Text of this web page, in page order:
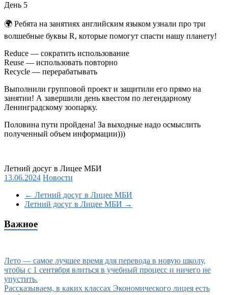
День 5
🌍 Ребята на занятиях английским языком узнали про три
волшебные буквы R, которые помогут спасти нашу планету!
Reduce — сократить использование
Reuse — использовать повторно
Recycle — перерабатывать
Выполнили групповой проект и защитили его прямо на
занятии! А завершили день квестом по легендарному
Ленинградскому зоопарку.
Половина пути пройдена! За выходные надо осмыслить
полученный объем информации)))
Летний досуг в Лицее МБИ
13.06.2024 Новости
← Летний досуг в Лицее МБИ
Летний досуг в Лицее МБИ →
Важное
Лето — самое лучшее время для перевода в новую школу,
чтобы с 1 сентября влиться в учебный процесс и ничего не
упустить.
Рассказываем, в каких классах Экономического лицея есть